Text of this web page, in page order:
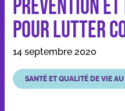
Qui sommes-nous
prévention et
pour lutter
14 septembre 2020
SANTÉ ET QUALITÉ DE VIE